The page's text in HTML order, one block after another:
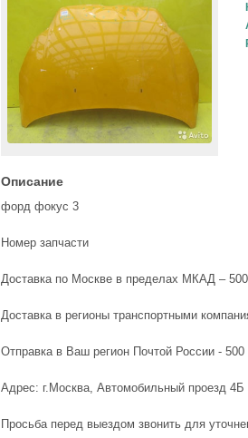
Описание
форд фокус 3
Номер запчасти
Доставка по Москве в пределах МКАД –
Доставка в регионы транспортными
Отправка в Ваш регион Почтой России - 500
Адрес: г.Москва, Автомобильный проезд 4Б
Просьба перед выездом звонить для